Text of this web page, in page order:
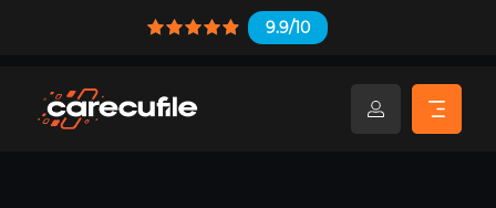
9.9/10